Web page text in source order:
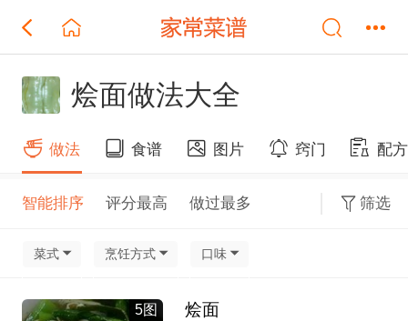
烩面做法大全
做法 食谱 图片 窍门 配方
智能排序 评分最高 做过最多 筛选
菜式 烹饪方式 口味
5图 烩面